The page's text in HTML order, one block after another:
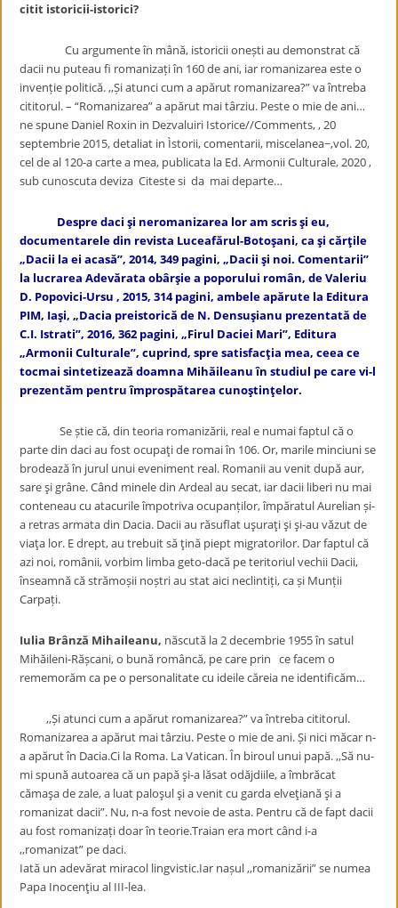
citit istoricii-istorici?
Cu argumente în mână, istoricii onești au demonstrat că
dacii nu puteau fi romanizați în 160 de ani, iar romanizarea este o
invenție politică. ,,Și atunci cum a apărut romanizarea?” va întreba
cititorul. – “Romanizarea” a apărut mai târziu. Peste o mie de ani…
ne spune Daniel Roxin in Dezvaluiri Istorice//Comments, , 20
septembrie 2015, detaliat in Ìstorii, comentarii, miscelanea~,vol. 20,
cel de al 120-a carte a mea, publicata la Ed. Armonii Culturale, 2020 ,
sub cunoscuta deviza Citeste si da mai departe…
Despre dacişi neromanizarea lor am scris şi eu,
documentarele din revista Luceafărul-Botoşani, ca şi cărţile
„Dacii la ei acasă”, 2014, 349 pagini, „Dacii şi noi. Comentarii”
la lucrarea Adevărata obârşie a poporului român, de Valeriu
D. Popovici-Ursu , 2015, 314 pagini, ambele apărute la Editura
PIM, Iaşi, „Dacia preistorică de N. Densuşianu prezentată de
C.I. Istrati”, 2016, 362 pagini, „Firul Daciei Mari”, Editura
„Armonii Culturale”, cuprind, spre satisfacţia mea, ceea ce
tocmai sintetizează doamna Mihăileanu în studiul pe care vi-l
prezentăm pentru împrospătarea cunoştinţelor.
Se știe că, din teoria romanizării, real e numai faptul că o
parte din daci au fost ocupaţi de romai în 106. Or, marile minciuni se
brodează în jurul unui eveniment real. Romanii au venit după aur,
sare şi grâne. Când minele din Ardeal au secat, iar dacii liberi nu mai
conteneau cu atacurile împotriva ocupanților, împăratul Aurelian și-
a retras armata din Dacia. Dacii au răsuflat uşuraţi şi şi-au văzut de
viaţa lor. E drept, au trebuit să ţină piept migratorilor. Dar faptul că
azi noi, românii, vorbim limba geto-dacă pe teritoriul vechii Dacii,
înseamnă că strămoșii noștri au stat aici neclintiți, ca și Munții
Carpați.
Iulia Brânză Mihaileanu, născută la 2 decembrie 1955 în satul
Mihăileni-Rășcani, o bună româncă, pe care prin ce facem o
rememorăm ca pe o personalitate cu ideile căreia ne identificăm…
,,Și atunci cum a apărut romanizarea?” va întreba cititorul.
Romanizarea a apărut mai târziu. Peste o mie de ani. Și nici măcar n-
a apărut în Dacia.Ci la Roma. La Vatican. În biroul unui papă. ,,Să nu-
mi spună autoarea că un papă şi-a lăsat odăjdiile, a îmbrăcat
cămaşa de zale, a luat paloşul şi a venit cu garda elveţiană şi a
romanizat dacii”. Nu, n-a fost nevoie de asta. Pentru că de fapt dacii
au fost romanizați doar în teorie.Traian era mort când i-a
,,romanizat” pe daci.
Iată un adevărat miracol lingvistic.Iar nașul ,,romanizării” se numea
Papa Inocenţiu al III-lea.